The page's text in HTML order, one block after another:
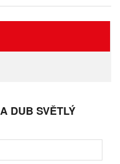
DUB SVĚTLÝ